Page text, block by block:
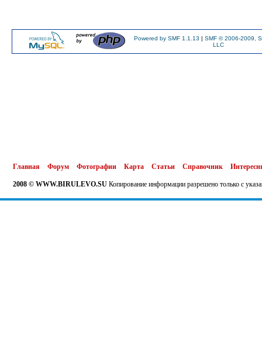
Powered by SMF 1.1.13 | SMF © 2006-2009,
LLC
Главная Форум Фотографии Карта Статьи Справочник
2008 © WWW.BIRULEVO.SU Копирование информации разрешено только с